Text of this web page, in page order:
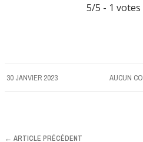
5/5 - 1
30 JANVIER 2023 AUCUN
← ARTICLE PRÉCÉDENT